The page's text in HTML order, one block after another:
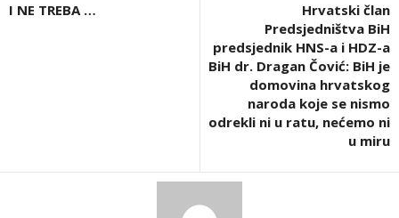
I NE TREBA …
Hrvatski član
Predsjedništva BiH
predsjednik HNS-a i HDZ-a
BiH dr. Dragan Čović: BiH je
domovina hrvatskog
naroda koje se nismo
odrekli ni u ratu, nećemo ni
u miru